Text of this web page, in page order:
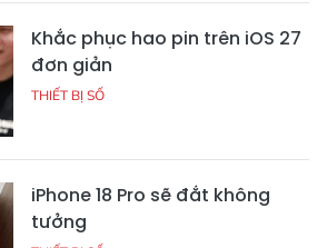
Khắc phục hao pin trên iOS 27
đơn giản
THIẾT BỊ SỐ
iPhone 18 Pro sẽ đắt không
tưởng